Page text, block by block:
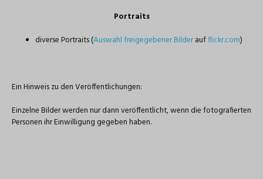
Portraits
diverse Portraits (Auswahl freigegebener Bilderaufflickr.com)
Ein Hinweis zu den Veröffentlichungen:
Einzelne Bilder werden nur dann veröffentlicht, wenn die fotografierten
Personen ihr Einwilligung gegeben haben.